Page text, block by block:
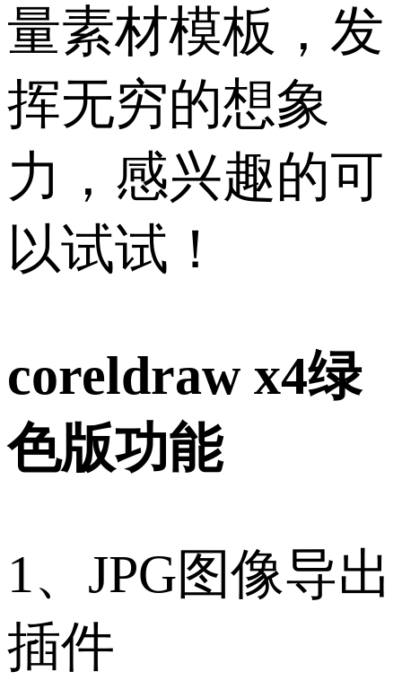
量素材模板，发
挥无穷的想象
力，感兴趣的可
以试试！
coreldraw x4绿
色版功能
1、JPG图像导出
插件